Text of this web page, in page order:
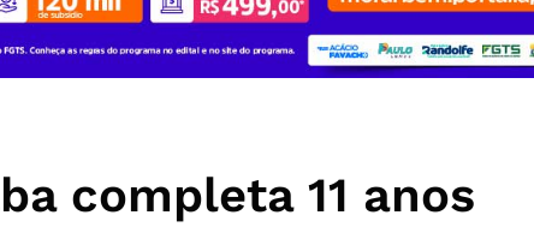
completa 11 anos